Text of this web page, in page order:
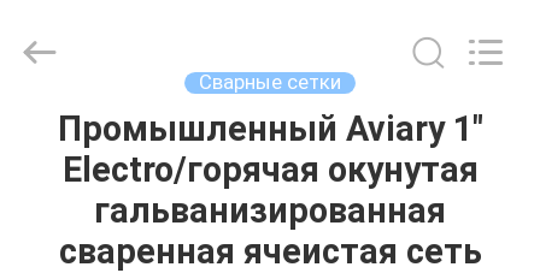
ДОМ
ПРОДУКТЫ
MFG
Сварные сетки
Промышленный Aviary 1"
Electro/горячая окунутая
гальванизированная
сваренная ячеистая сеть